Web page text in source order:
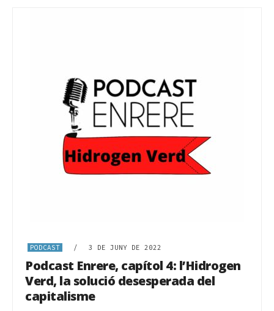
PODCAST / 3 DE JUNY DE 2022
Podcast Enrere, capítol 4: l’Hidrogen
Verd, la solució desesperada del
capitalisme